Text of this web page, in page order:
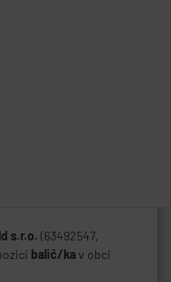
s.r.o. (63492547,
balič/ka v obci